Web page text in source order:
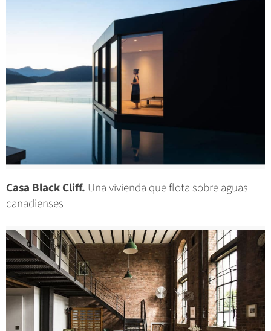
Casa Black Cliff. Una vivienda que flota sobre aguas
canadienses